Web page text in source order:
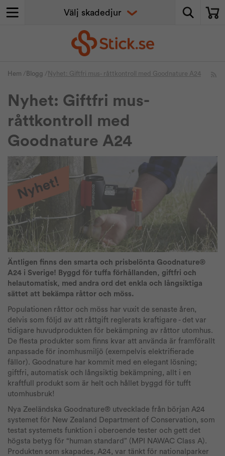
Hem / Blogg / Nyhet: Giftfri mus- råttkontroll med Goodnature A24
Nyhet: Giftfri mus-
råttkontroll med
Goodnature A24
Äntligen finns den smarta och prisbelönta Goodnature®
A24 i Sverige! Byggd för tuffa förhållanden, giftfri och
helautomatisk, med andra ord det enkla och långsiktiga
sättet att bekämpa råttor och möss.
Populationen råttor och möss har vuxit de senaste åren,
delvis som följd av att råttgift reglerats kraftigare - det var
tidigare huvudprodukten för bekämpning av råttor utomhus.
De flesta produkter som finns kvar att använda är framförallt
anpassade för inomhusmiljö (exempelvis elektrifierade
fällor). Goodnature har kommit med en elegant lösning;
giftfri, automatisk och långsiktig bekämpning, allt i en
kraftfull produkt som är helt och hållet byggd för tufft
utomhusbruk!
Nya Zeeländska Goodnature® utvecklade från början A24
systemet för New Zealand Department of Conservation, som
testat systemets funktion i oberoende tester och gett det
högsta betyg för “human standard” (MPI NAWAC Class A).
Produkten som skapades, A24, var tänkt för nationalparker